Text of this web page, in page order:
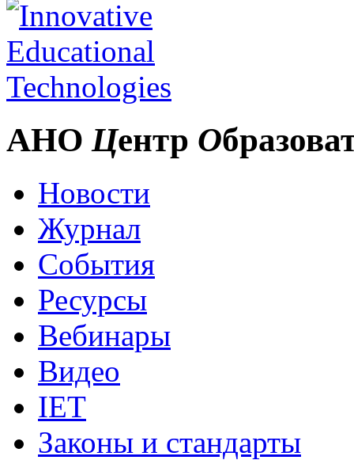
АНО Центр О
Новости
Журнал
События
Ресурсы
Вебинары
Видео
IET
Законы и стандарты